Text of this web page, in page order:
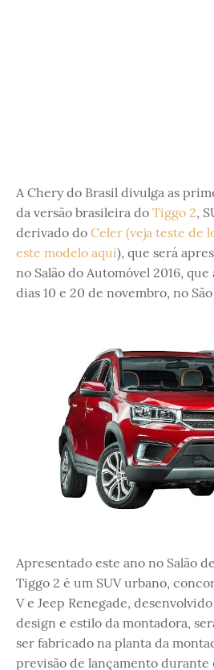
A Chery do Brasil divulga as
da versão brasileira do Tiggo 2,
derivado do Celer (veja teste de
este modelo aqui), que será
no Salão do Automóvel 2016,
dias 10 e 20 de novembro, no
Apresentado este ano no Salão
Tiggo 2 é um SUV urbano,
V e Jeep Renegade,
design e estilo da montadora,
ser fabricado na planta da
previsão de lançamento